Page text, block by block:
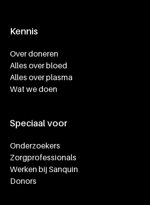
Kennis
Over doneren
Alles over bloed
Alles over plasma
Wat we doen
Speciaal voor
Onderzoekers
Zorgprofessionals
Werken bij Sanquin
Donors